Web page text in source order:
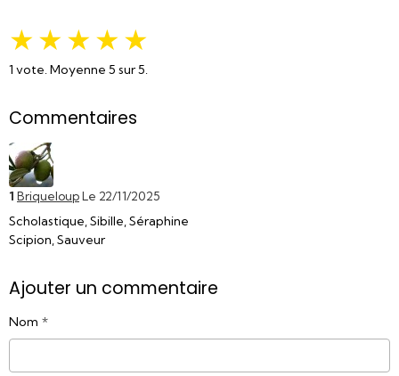
★★★★★
1 vote. Moyenne 5 sur 5.
Commentaires
1 BriqueloupLe 22/11/2025
Scholastique, Sibille, Séraphine
Scipion, Sauveur
Ajouter un commentaire
Nom